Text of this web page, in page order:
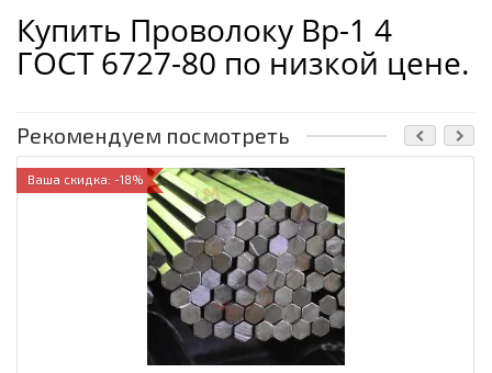
Купить Проволоку Вр-1 4
ГОСТ 6727-80 по низкой цене.
Рекомендуем посмотреть
Ваша скидка: -18%